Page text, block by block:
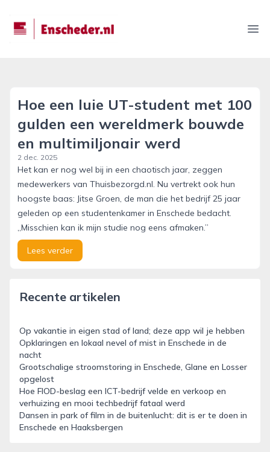
enscheder.nl
Hoe een luie UT-student met 100
gulden een wereldmerk bouwde
en multimiljonair werd
2 dec. 2025
Het kan er nog wel bij in een chaotisch jaar, zeggen
medewerkers van Thuisbezorgd.nl. Nu vertrekt ook hun
hoogste baas: Jitse Groen, de man die het bedrijf 25 jaar
geleden op een studentenkamer in Enschede bedacht.
„Misschien kan ik mijn studie nog eens afmaken.”
Lees verder
Recente artikelen
Op vakantie in eigen stad of land; deze app wil je hebben
Opklaringen en lokaal nevel of mist in Enschede in de
nacht
Grootschalige stroomstoring in Enschede, Glane en Losser
opgelost
Hoe FIOD-beslag een ICT-bedrijf velde en verkoop en
verhuizing en mooi techbedrijf fataal werd
Dansen in park of film in de buitenlucht: dit is er te doen in
Enschede en Haaksbergen